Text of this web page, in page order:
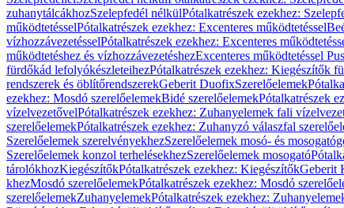
zuhanytálcákhozSzelepfedél nélkülPótalkatrészek ezekhez:
működtetésselPótalkatrészek ezekhez: Excenteres működtetéssel
vízhozzávezetésselPótalkatrészek ezekhez: Excenteres
működtetéshez és vízhozzávezetéshezExcenteres működtetéssel
fürdőkád lefolyókészleteihezPótalkatrészek ezekhez: Kiegészítők
rendszerek és öblítőrendszerekGeberit DuofixSzerelőelemek
ezekhez: Mosdó szerelőelemekBidé szerelőelemekPótalkatrészek
vízelvezetővelPótalkatrészek ezekhez: Zuhanyelemek fali
szerelőelemekPótalkatrészek ezekhez: Zuhanyzó válaszfal
Szerelőelemek szerelvényekhezSzerelőelemek mosó- és
Szerelőelemek konzol terhelésekhezSzerelőelemek mosogató
tárolókhozKiegészítőkPótalkatrészek ezekhez: KiegészítőkGeberit
khezMosdó szerelőelemekPótalkatrészek ezekhez: Mosdó
szerelőelemekZuhanyelemekPótalkatrészek ezekhez: